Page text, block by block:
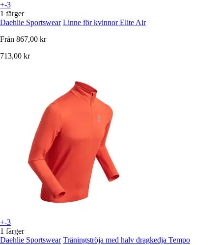
+-3
1 färger
Daehlie Sportswear Linne för kvinnor Elite Air
Från 867,00 kr
713,00 kr
+-3
1 färger
Daehlie Sportswear Träningströja med halv dragkedja Tempo